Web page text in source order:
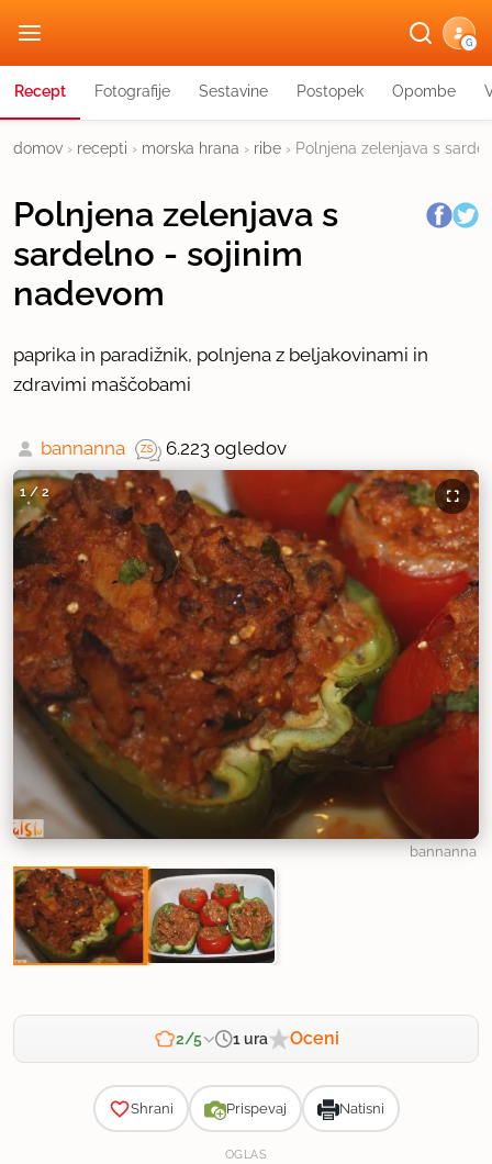
G
Recept Fotografije Sestavine Postopek Opombe
domov › recepti › morska hrana › ribe › Polnjena zelenjava s
Polnjena zelenjava s
sardelno - sojinim
nadevom
paprika in paradižnik, polnjena z beljakovinami in
zdravimi maščobami
bannanna 6.223 ogledov
1/2
bannanna
2/5 1 ura Oceni
Shrani Prispevaj Natisni
OGLAS